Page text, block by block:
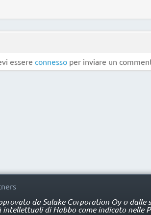
essere connessoper inviare un
da Sulake Corporation Oy o dalle
di Habbo come indicato nelle